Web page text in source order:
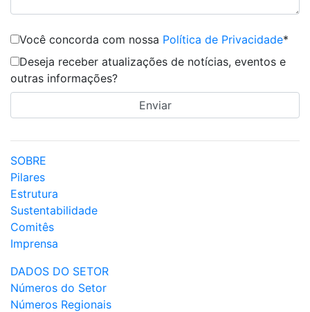
Você concorda com nossa Política de Privacidade*
Deseja receber atualizações de notícias, eventos e
outras informações?
SOBRE
Pilares
Estrutura
Sustentabilidade
Comitês
Imprensa
DADOS DO SETOR
Números do Setor
Números Regionais